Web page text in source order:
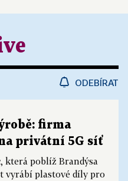
ODEBÍRAT
firma
privátní 5G síť
která poblíž Brandýsa
vyrábí plastové díly pro